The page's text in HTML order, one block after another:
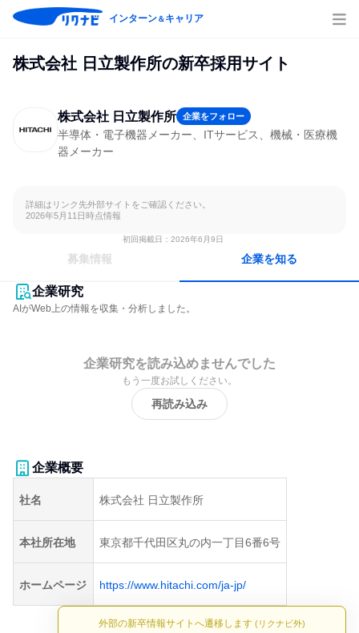
インターン＆キャリア
株式会社 日立製作所の新卒採用サイト
株式会社 日立製作所 企業をフォロー
半導体・電子機器メーカー、ITサービス、機械・医療機
器メーカー
詳細はリンク先外部サイトをご確認ください。
2026年5月11日時点情報
初回掲載日：2026年6月9日
募集情報 企業を知る
企業研究
AIがWeb上の情報を収集・分析しました。
企業研究を読み込めませんでした
もう一度お試しください。
再読み込み
企業概要
社名 株式会社 日立製作所
本社所在地 東京都千代田区丸の内一丁目6番6号
ホームページ https://www.hitachi.com/ja-jp/
外部の新卒情報サイトへ遷移します (リクナビ外)